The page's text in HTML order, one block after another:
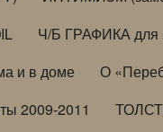
Ч/Б ГРАФИКА для
и в доме О
2009-2011